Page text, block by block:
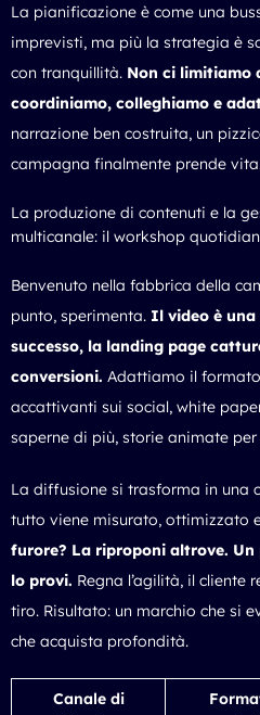
La pianificazione è come una
imprevisti, ma più la strategia è
con tranquillità. Non ci limitiamo
coordiniamo, colleghiamo e
narrazione ben costruita, un
campagna finalmente prende
La produzione di contenuti e la
multicanale: il workshop
Benvenuto nella fabbrica della
punto, sperimenta. Il video è una
successo, la landing page
conversioni. Adattiamo il
accattivanti sui social, white
saperne di più, storie animate
La diffusione si trasforma in una
tutto viene misurato, ottimizzato
furore? La riproponi altrove.
lo provi. Regna l’agilità, il cliente
tiro. Risultato: un marchio che si
che acquista profondità.
Canale di